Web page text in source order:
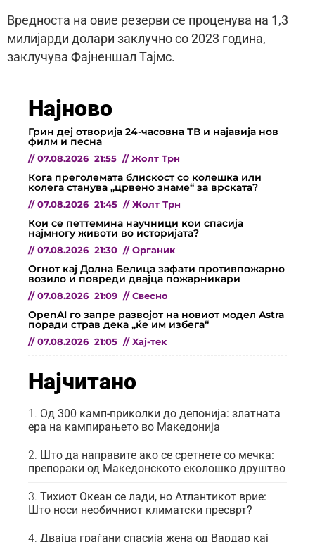
Вредноста на овие резерви се проценува на 1,3
милијарди долари заклучно со 2023 година,
заклучува Фајненшал Тајмс.
Најново
Грин деј отворија 24-часовна ТВ и најавија нов
филм и песна
// 07.08.2026 21:55 // Жолт Трн
Кога преголемата блискост со колешка или
колега станува „црвено знаме“ за врската?
// 07.08.2026 21:45 // Жолт Трн
Кои се петтемина научници кои спасија
најмногу животи во историјата?
// 07.08.2026 21:30 // Органик
Огнот кај Долна Белица зафати противпожарно
возило и повреди двајца пожарникари
// 07.08.2026 21:09 // Свесно
OpenAI го запре развојот на новиот модел Astra
поради страв дека „ќе им избега“
// 07.08.2026 21:05 // Хај-тек
Најчитано
Од 300 камп-приколки до депонија: златната
ера на кампирањето во Македонија
Што да направите ако се сретнете со мечка:
препораки од Македонското еколошко друштво
Тихиот Океан се лади, но Атлантикот врие:
Што носи необичниот климатски пресврт?
Двајца граѓани спасија жена од Вардар кај